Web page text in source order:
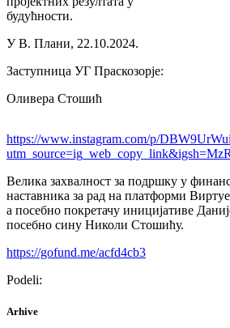
будућности.
У В. Плани, 22.10.2024.
Заступница УГ Праскозорје:
Оливера Стошић
https://www.instagram.com/p/
Велика захвалност за подршку у
наставника за рад на платформи
а посебно покретачу иницијативе
посебно сину Николи Стошићу.
https://gofund.me/acfd4cb3
Podeli:
Arhive